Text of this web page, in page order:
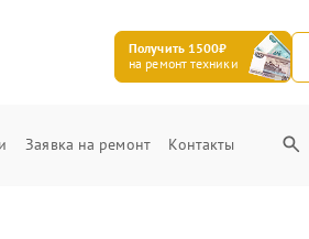
Получить 1500₽
на ремонт техники
Заявка на ремонт Контакты